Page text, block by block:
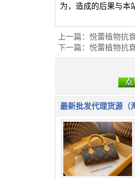
为，造成的后果与本
上一篇： 悦蕾植物抗
下一篇： 悦蕾植物抗
最新批发代理货源（